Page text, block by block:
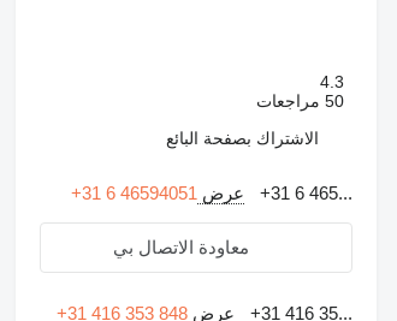
4.3
50 مراجعات
الاشتراك بصفحة البائع
+31 6 465... عرض +31 6 46594051
معاودة الاتصال بي
+31 416 35... عرض+31 416 353 848